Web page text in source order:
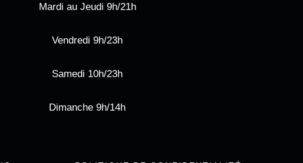
Mardi au Jeudi 9h/21h
Vendredi 9h/23h
Samedi 10h/23h
Dimanche 9h/14h